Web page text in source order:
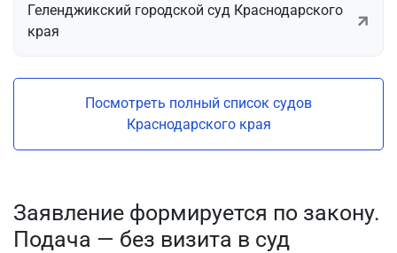
Геленджикский городской суд Краснодарского
края
Посмотреть полный список судов
Краснодарского края
Заявление формируется по закону.
Подача — без визита в суд